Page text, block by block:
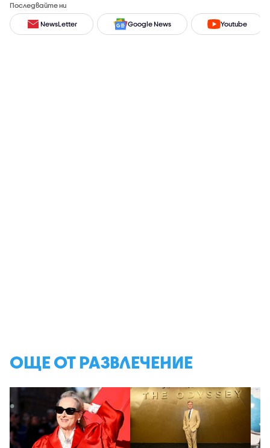
Последвайте ни
NewsLetter Google News Youtube
ОЩЕ ОТ РАЗВЛЕЧЕНИЕ